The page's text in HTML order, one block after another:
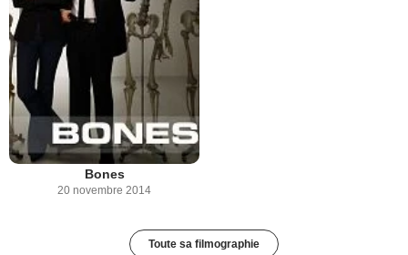
Bones
20 novembre 2014
Toute sa filmographie